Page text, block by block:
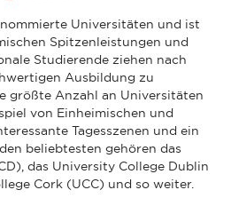
Universitäten und ist
Spitzenleistungen und
Studierende ziehen nach
Ausbildung zu
größte Anzahl an Universitäten
von Einheimischen und
Tagesszenen und ein
beliebtesten gehören das
das University College Dublin
Cork (UCC) und so weiter.